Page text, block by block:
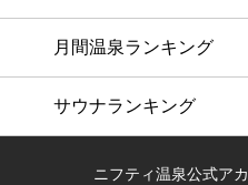
月間温泉ランキング
サウナランキング
ニフティ温泉公式ア